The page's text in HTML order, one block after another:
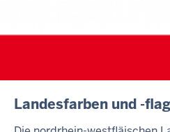
INHALTSSEITE
Landesfarben und -